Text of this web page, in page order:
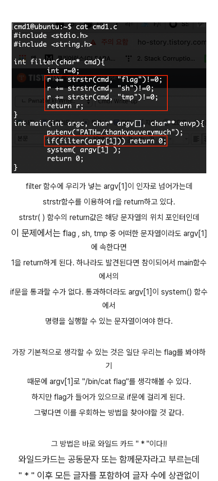
filter 함수에 우리가 넣는 argv[1]이 인자로 넘어가는데
strstr함수를 이용하여 r을 return하고 있다.
strstr( ) 함수의 return값은 해당 문자열의 위치 포인터인데
이 문제에서는 flag , sh, tmp 중 어떠한 문자열이라도 argv[1]
에 속한다면
1을 return하게 된다. 하나라도 발견된다면 참이되어서 main함수
에서의
if문을 통과할 수가 없다. 통과하더라도 argv[1]이 system() 함수
에서
명령을 실행할 수 있는 문자열이여야 한다.
가장 기본적으로 생각할 수 있는 것은 일단 우리는 flag를 봐야하
기
때문에 argv[1]로 "/bin/cat flag"를 생각해볼 수 있다.
하지만 flag가 들어가 있으므로 if문에 걸리게 된다.
그렇다면 이를 우회하는 방법을 찾아야할 것 같다.
그 방법은 바로 와일드 카드 " * "이다!!
와일드카드는 공동문자 또는 함께문자라고 부르는데
" * " 이후 모든 글자를 포함하여 글자 수에 상관없이